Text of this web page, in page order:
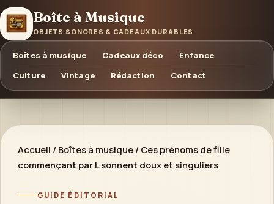
Boîte à Musique
OBJETS SONORES & CADEAUX DURABLES
Boîtes à musique Cadeaux déco
Enfance
Culture
Vintage Rédaction Contact
Accueil / Boîtes à musique / Ces prénoms de fille
commençant par L sonnent doux et singuliers
GUIDE ÉDITORIAL